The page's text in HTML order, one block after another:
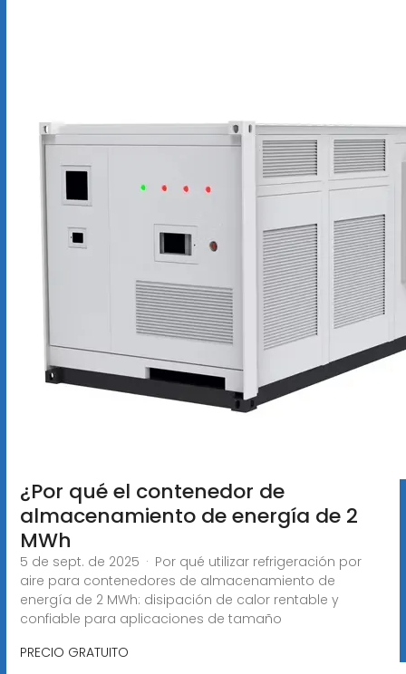
¿Por qué el contenedor de
almacenamiento de energía de 2
MWh
5 de sept. de 2025 · Por qué utilizar refrigeración por
aire para contenedores de almacenamiento de
energía de 2 MWh: disipación de calor rentable y
confiable para aplicaciones de tamaño
PRECIO GRATUITO